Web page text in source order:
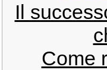
Il
Come